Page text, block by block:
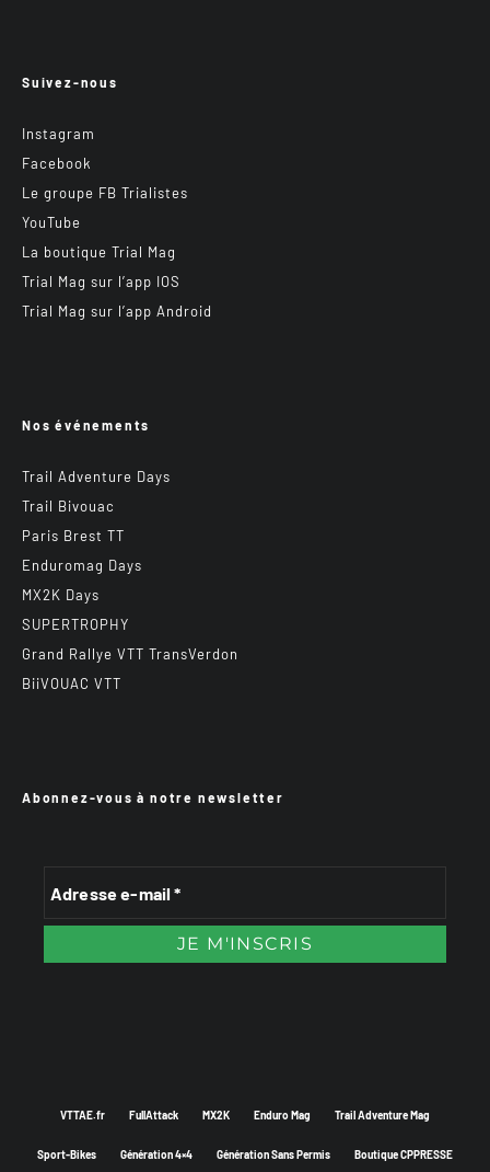
Suivez-nous
Instagram
Facebook
Le groupe FB Trialistes
YouTube
La boutique Trial Mag
Trial Mag sur l’app IOS
Trial Mag sur l’app Android
Nos événements
Trail Adventure Days
Trail Bivouac
Paris Brest TT
Enduromag Days
MX2K Days
SUPERTROPHY
Grand Rallye VTT TransVerdon
BiiVOUAC VTT
Abonnez-vous à notre newsletter
VTTAE.fr FullAttack MX2K Enduro Mag Trail Adventure Mag
Sport-Bikes Génération 4×4 Génération Sans Permis Boutique CPPRESSE